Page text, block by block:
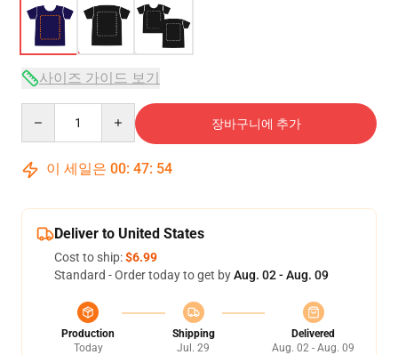
사이즈 가이드 보기
장바구니에 추가
이 세일은 00: 47: 54
Deliver to United States
Cost to ship:$6.99
Standard - Order today to get byAug. 02 - Aug. 09
Production
Today
Shipping
Jul. 29
Delivered
Aug. 02 - Aug. 09